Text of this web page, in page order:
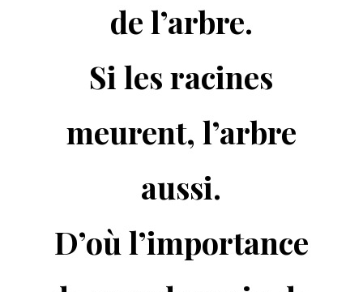
de l’arbre.
Si les racines
meurent, l’arbre
aussi.
D’où l’importance